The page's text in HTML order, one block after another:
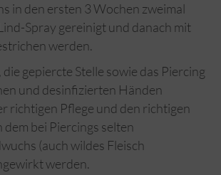
in den ersten 3 Wochen zweimal
Spray gereinigt und danach mit
werden.
gepiercte Stelle sowie das Piercing
und desinfizierten Händen
richtigen Pflege und den richtigen
bei Piercings selten
(auch wildes Fleisch
werden.